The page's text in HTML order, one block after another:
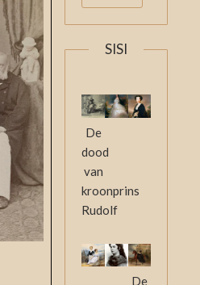
SISI
De
dood
van
kroonprins
Rudolf
De